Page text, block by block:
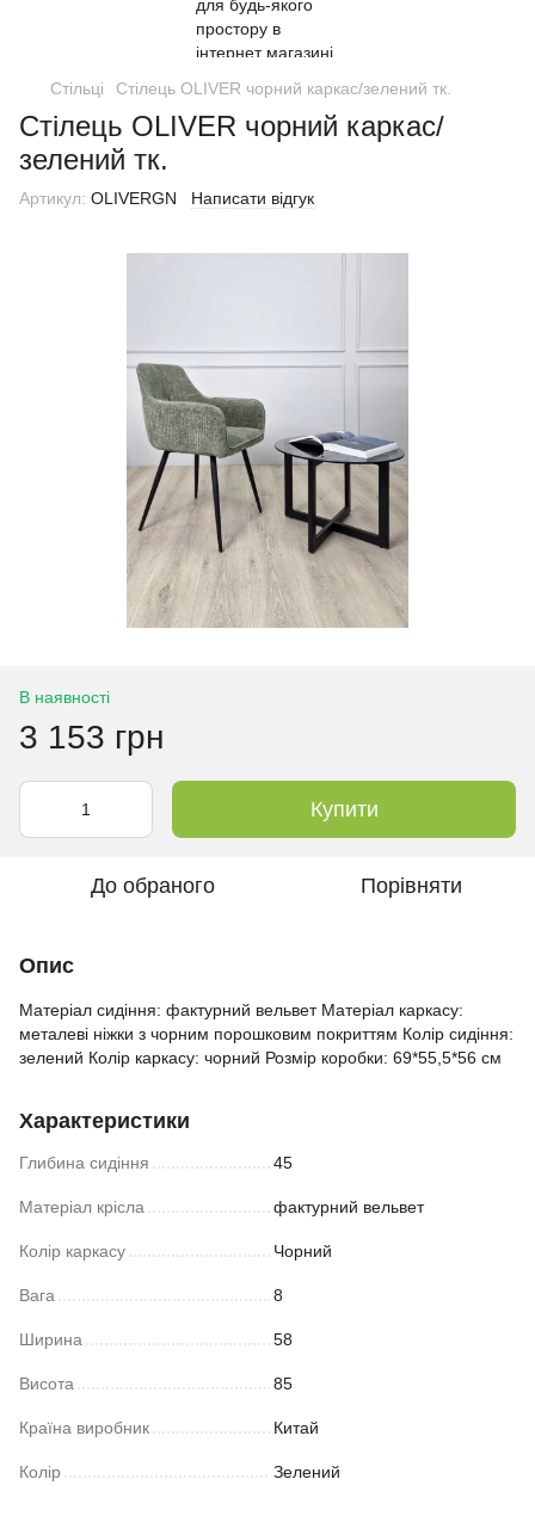
Стільці Cтілець OLIVER чорний каркас/зелений тк.
Cтілець OLIVER чорний каркас/
зелений тк.
Артикул: OLIVERGN Написати відгук
В наявності
3 153 грн
Купити
До обраного Порівняти
Опис
Матеріал сидіння: фактурний вельвет Матеріал каркасу:
металеві ніжки з чорним порошковим покриттям Колір сидіння:
зелений Колір каркасу: чорний Розмір коробки: 69*55,5*56 см
Характеристики
Глибина сидіння 45
Матеріал крісла фактурний вельвет
Колір каркасу Чорний
Вага 8
Ширина 58
Висота 85
Країна виробник Китай
Колір Зелений